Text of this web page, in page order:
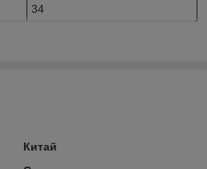
34
Китай